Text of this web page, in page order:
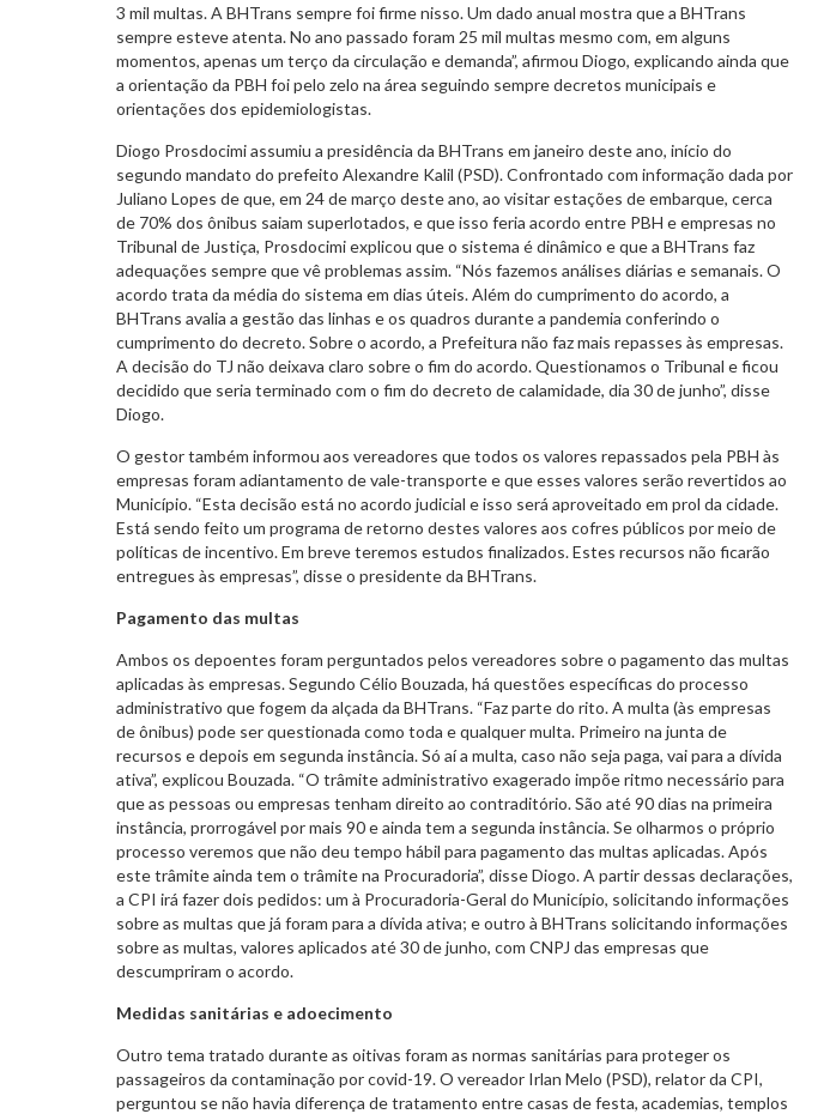
3 mil multas. A BHTrans sempre foi firme nisso. Um dado anual mostra que a BHTrans
sempre esteve atenta. No ano passado foram 25 mil multas mesmo com, em alguns
momentos, apenas um terço da circulação e demanda”, afirmou Diogo, explicando ainda que
a orientação da PBH foi pelo zelo na área seguindo sempre decretos municipais e
orientações dos epidemiologistas.
Diogo Prosdocimi assumiu a presidência da BHTrans em janeiro deste ano, início do
segundo mandato do prefeito Alexandre Kalil (PSD). Confrontado com informação dada por
Juliano Lopes de que, em 24 de março deste ano, ao visitar estações de embarque, cerca
de 70% dos ônibus saiam superlotados, e que isso feria acordo entre PBH e empresas no
Tribunal de Justiça, Prosdocimi explicou que o sistema é dinâmico e que a BHTrans faz
adequações sempre que vê problemas assim. “Nós fazemos análises diárias e semanais. O
acordo trata da média do sistema em dias úteis. Além do cumprimento do acordo, a
BHTrans avalia a gestão das linhas e os quadros durante a pandemia conferindo o
cumprimento do decreto. Sobre o acordo, a Prefeitura não faz mais repasses às empresas.
A decisão do TJ não deixava claro sobre o fim do acordo. Questionamos o Tribunal e ficou
decidido que seria terminado com o fim do decreto de calamidade, dia 30 de junho”, disse
Diogo.
O gestor também informou aos vereadores que todos os valores repassados pela PBH às
empresas foram adiantamento de vale-transporte e que esses valores serão revertidos ao
Município. “Esta decisão está no acordo judicial e isso será aproveitado em prol da cidade.
Está sendo feito um programa de retorno destes valores aos cofres públicos por meio de
políticas de incentivo. Em breve teremos estudos finalizados. Estes recursos não ficarão
entregues às empresas”, disse o presidente da BHTrans.
Pagamento das multas
Ambos os depoentes foram perguntados pelos vereadores sobre o pagamento das multas
aplicadas às empresas. Segundo Célio Bouzada, há questões específicas do processo
administrativo que fogem da alçada da BHTrans. “Faz parte do rito. A multa (às empresas
de ônibus) pode ser questionada como toda e qualquer multa. Primeiro na junta de
recursos e depois em segunda instância. Só aí a multa, caso não seja paga, vai para a dívida
ativa”, explicou Bouzada. “O trâmite administrativo exagerado impõe ritmo necessário para
que as pessoas ou empresas tenham direito ao contraditório. São até 90 dias na primeira
instância, prorrogável por mais 90 e ainda tem a segunda instância. Se olharmos o próprio
processo veremos que não deu tempo hábil para pagamento das multas aplicadas. Após
este trâmite ainda tem o trâmite na Procuradoria”, disse Diogo. A partir dessas declarações,
a CPI irá fazer dois pedidos: um à Procuradoria-Geral do Município, solicitando informações
sobre as multas que já foram para a dívida ativa; e outro à BHTrans solicitando informações
sobre as multas, valores aplicados até 30 de junho, com CNPJ das empresas que
descumpriram o acordo.
Medidas sanitárias e adoecimento
Outro tema tratado durante as oitivas foram as normas sanitárias para proteger os
passageiros da contaminação por covid-19. O vereador Irlan Melo (PSD), relator da CPI,
perguntou se não havia diferença de tratamento entre casas de festa, academias, templos